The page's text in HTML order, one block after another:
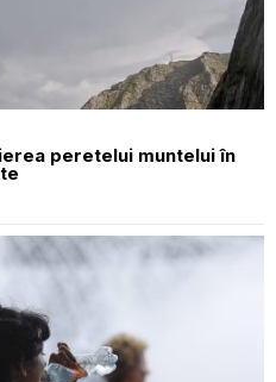
peretelui muntelui în